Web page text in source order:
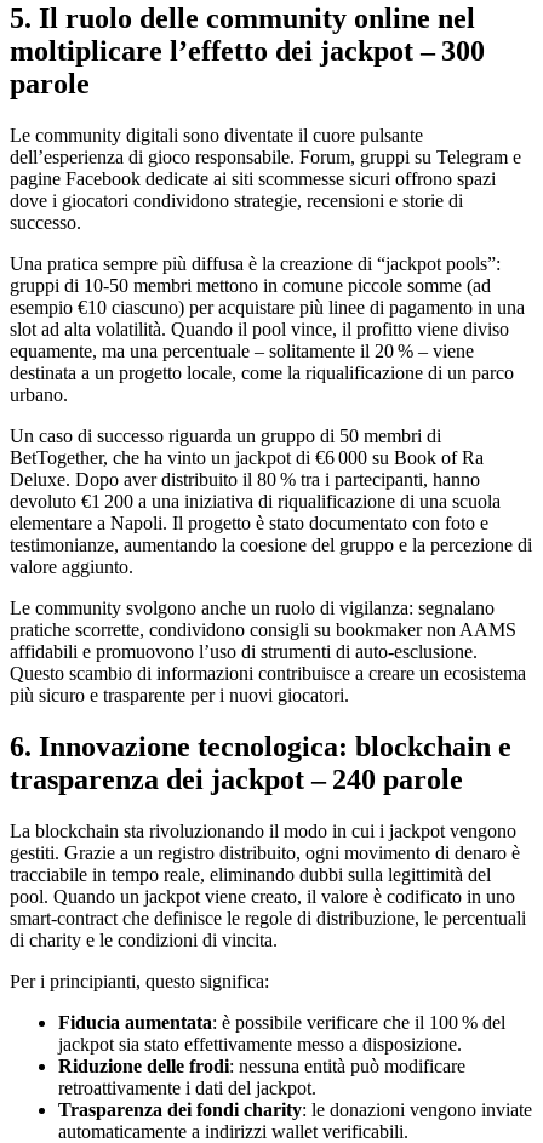
5. Il ruolo delle community online nel
moltiplicare l’effetto dei jackpot – 300
parole
Le community digitali sono diventate il cuore pulsante
dell’esperienza di gioco responsabile. Forum, gruppi su Telegram e
pagine Facebook dedicate ai siti scommesse sicuri offrono spazi
dove i giocatori condividono strategie, recensioni e storie di
successo.
Una pratica sempre più diffusa è la creazione di “jackpot pools”:
gruppi di 10‑50 membri mettono in comune piccole somme (ad
esempio €10 ciascuno) per acquistare più linee di pagamento in una
slot ad alta volatilità. Quando il pool vince, il profitto viene diviso
equamente, ma una percentuale – solitamente il 20 % – viene
destinata a un progetto locale, come la riqualificazione di un parco
urbano.
Un caso di successo riguarda un gruppo di 50 membri di
BetTogether, che ha vinto un jackpot di €6 000 su Book of Ra
Deluxe. Dopo aver distribuito il 80 % tra i partecipanti, hanno
devoluto €1 200 a una iniziativa di riqualificazione di una scuola
elementare a Napoli. Il progetto è stato documentato con foto e
testimonianze, aumentando la coesione del gruppo e la percezione di
valore aggiunto.
Le community svolgono anche un ruolo di vigilanza: segnalano
pratiche scorrette, condividono consigli su bookmaker non AAMS
affidabili e promuovono l’uso di strumenti di auto‑esclusione.
Questo scambio di informazioni contribuisce a creare un ecosistema
più sicuro e trasparente per i nuovi giocatori.
6. Innovazione tecnologica: blockchain e
trasparenza dei jackpot – 240 parole
La blockchain sta rivoluzionando il modo in cui i jackpot vengono
gestiti. Grazie a un registro distribuito, ogni movimento di denaro è
tracciabile in tempo reale, eliminando dubbi sulla legittimità del
pool. Quando un jackpot viene creato, il valore è codificato in uno
smart‑contract che definisce le regole di distribuzione, le percentuali
di charity e le condizioni di vincita.
Per i principianti, questo significa:
Fiducia aumentata: è possibile verificare che il 100 % del
jackpot sia stato effettivamente messo a disposizione.
Riduzione delle frodi: nessuna entità può modificare
retroattivamente i dati del jackpot.
Trasparenza dei fondi charity: le donazioni vengono inviate
automaticamente a indirizzi wallet verificabili.